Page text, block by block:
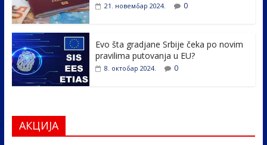
21. новембар 2024. 0
Evo šta gradjane Srbije čeka po novim
pravilima putovanja u EU?
8. октобар 2024. 0
АКЦИЈА